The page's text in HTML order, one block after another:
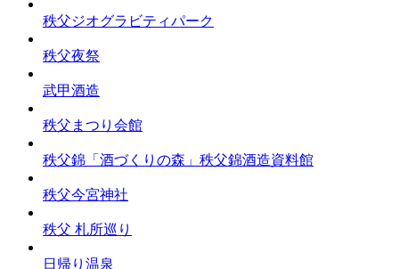
秩父ジオグラビティパーク
秩父夜祭
武甲酒造
秩父まつり会館
秩父錦「酒づくりの森」秩父錦酒造資料館
秩父今宮神社
秩父 札所巡り
日帰り温泉